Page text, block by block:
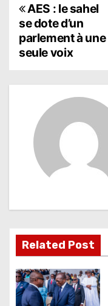
N
a
v
i
d
e
l
AES : le sahel
se dote d’un
parlement à une
seule voix
Related Post